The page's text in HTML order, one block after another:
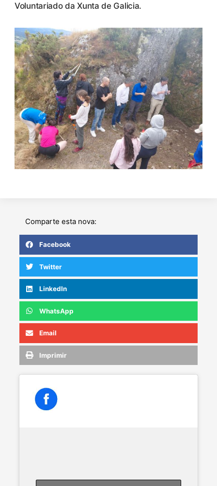
Voluntariado da Xunta de Galicia.
Comparte esta nova:
Facebook
Twitter
LinkedIn
WhatsApp
Email
Imprimir